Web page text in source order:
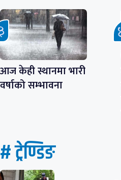
आज केही स्थानमा भारी
वर्षाको सम्भावना
# ट्रेण्डिङ